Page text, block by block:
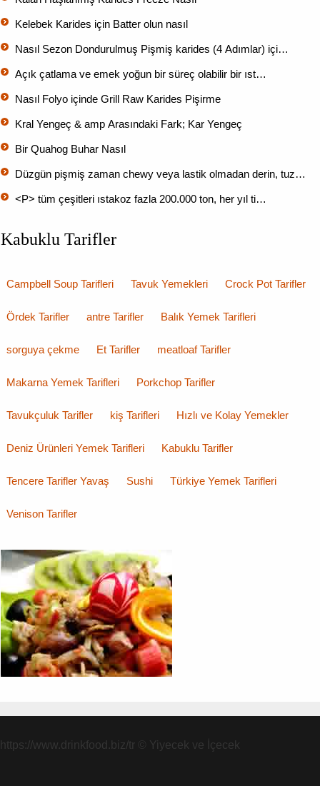
Kelebek Karides için Batter olun nasıl
Nasıl Sezon Dondurulmuş Pişmiş karides (4 Adımlar) içi…
Açık çatlama ve emek yoğun bir süreç olabilir bir ıst…
Nasıl Folyo içinde Grill Raw Karides Pişirme
Kral Yengeç & amp Arasındaki Fark; Kar Yengeç
Bir Quahog Buhar Nasıl
Düzgün pişmiş zaman chewy veya lastik olmadan derin, tuz…
<P> tüm çeşitleri ıstakoz fazla 200.000 ton, her yıl ti…
Kabuklu Tarifler
Campbell Soup Tarifleri Tavuk Yemekleri Crock Pot Tarifler
Ördek Tarifler antre Tarifler Balık Yemek Tarifleri
sorguya çekme Et Tarifler meatloaf Tarifler
Makarna Yemek Tarifleri Porkchop Tarifler
Tavukçuluk Tarifler kiş Tarifleri Hızlı ve Kolay Yemekler
Deniz Ürünleri Yemek Tarifleri Kabuklu Tarifler
Tencere Tarifler Yavaş Sushi Türkiye Yemek Tarifleri
Venison Tarifler
https://www.drinkfood.biz/tr © Yiyecek ve İçecek